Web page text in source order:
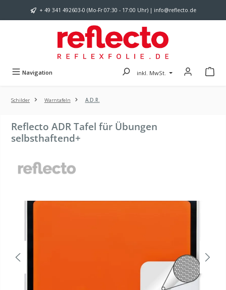
Zum Hauptinhalt springen
+ 49 341 492603-0 (Mo-Fr 07:30 - 17:00 Uhr) | info@reflecto.de
Navigation inkl. MwSt.
Schilder Warntafeln A.D.R.
Reflecto ADR Tafel für Übungen
selbsthaftend+
Bildergalerie überspringen